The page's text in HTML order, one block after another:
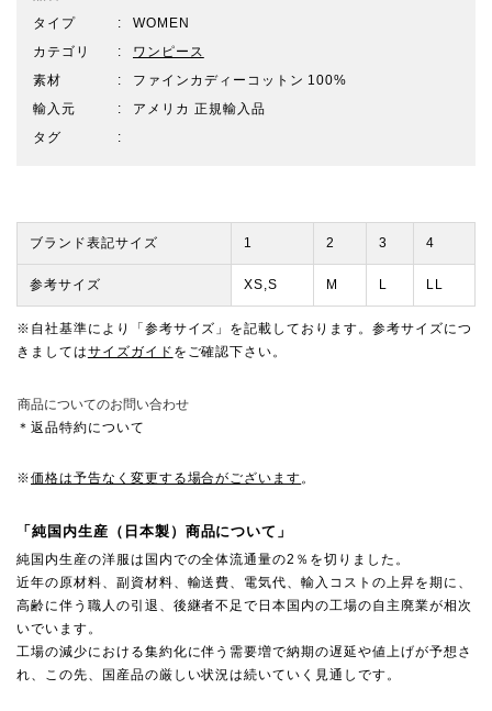
タイプ
WOMEN
カテゴリ
ワンピース
素材
ファインカディーコットン 100%
輸入元
アメリカ 正規輸入品
タグ
ブランド表記サイズ 1 2 3 4
参考サイズ XS,S M L LL
※自社基準により「参考サイズ」を記載しております。参考サイズにつ
きましてはサイズガイド をご確認下さい。
商品についてのお問い合わせ
＊返品特約について
※価格は予告なく変更する場合がございます。
「純国内生産（日本製）商品について」
純国内生産の洋服は国内での全体流通量の2％を切りました。
近年の原材料、副資材料、輸送費、電気代、輸入コストの上昇を期に、
高齢に伴う職人の引退、後継者不足で日本国内の工場の自主廃業が相次
いでいます。
工場の減少における集約化に伴う需要増で納期の遅延や値上げが予想さ
れ、この先、国産品の厳しい状況は続いていく見通しです。